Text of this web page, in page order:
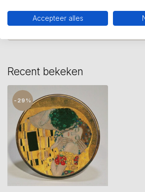
kunstcadeau?
Wij assisteren u graag via
Recent bekeken
-29%
Accepteer alles